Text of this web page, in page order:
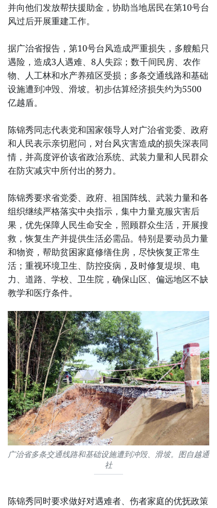
并向他们发放帮扶援助金，协助当地居民在第10号台
风过后开展重建工作。
据广治省报告，第10号台风造成严重损失，多艘船只
遇险，造成3人遇难、8人失踪；数千间民房、农作
物、人工林和水产养殖区受损；多条交通线路和基础
设施遭到冲毁、滑坡。初步估算经济损失约为5500
亿越盾。
陈锦秀同志代表党和国家领导人对广治省党委、政府
和人民表示亲切慰问，对台风灾害造成的损失深表同
情，并高度评价该省政治系统、武装力量和人民群众
在防灾减灾中所付出的努力。
陈锦秀要求省党委、政府、祖国阵线、武装力量和各
组织继续严格落实中央指示，集中力量克服灾害后
果，优先保障人民生命安全，照顾群众生活，开展搜
救，恢复生产并提供生活必需品。特别是要动员力量
和物资，帮助贫困家庭修缮住房，尽快恢复正常生
活；重视环境卫生、防控疫病，及时修复堤坝、电
力、道路、学校、卫生院，确保山区、偏远地区不缺
教学和医疗条件。
广治省多条交通线路和基础设施遭到冲毁、滑坡。图自越通
社
陈锦秀同时要求做好对遇难者、伤者家庭的优抚政策